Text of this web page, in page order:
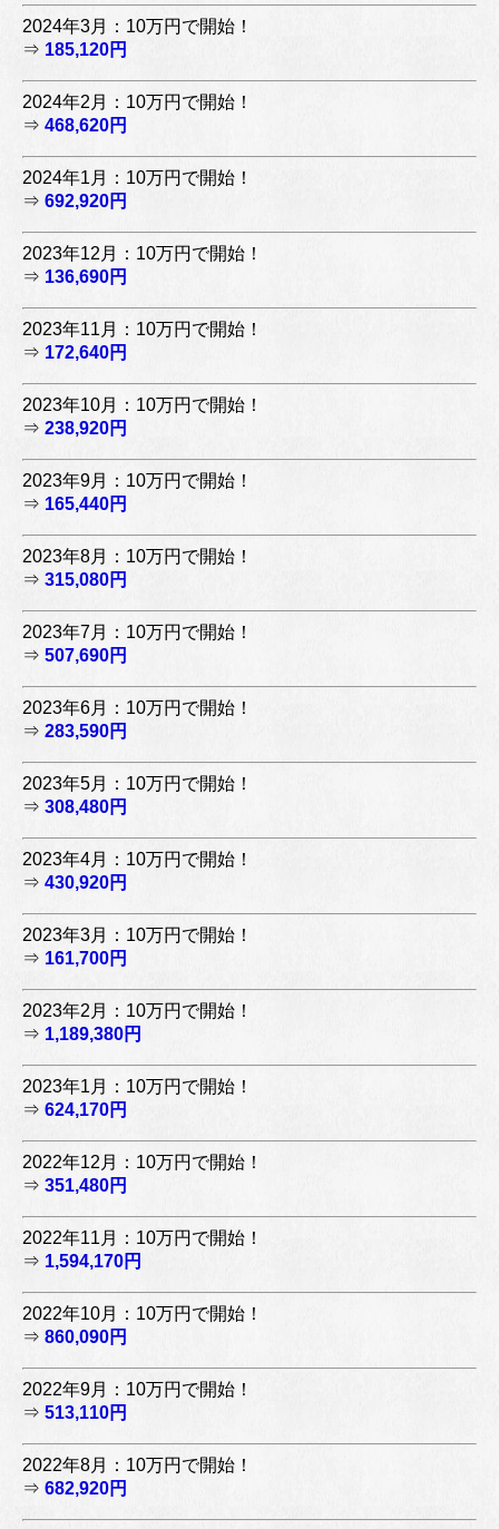
2024年3月：10万円で開始！
⇒ 185,120円
2024年2月：10万円で開始！
⇒ 468,620円
2024年1月：10万円で開始！
⇒ 692,920円
2023年12月：10万円で開始！
⇒ 136,690円
2023年11月：10万円で開始！
⇒ 172,640円
2023年10月：10万円で開始！
⇒ 238,920円
2023年9月：10万円で開始！
⇒ 165,440円
2023年8月：10万円で開始！
⇒ 315,080円
2023年7月：10万円で開始！
⇒ 507,690円
2023年6月：10万円で開始！
⇒ 283,590円
2023年5月：10万円で開始！
⇒ 308,480円
2023年4月：10万円で開始！
⇒ 430,920円
2023年3月：10万円で開始！
⇒ 161,700円
2023年2月：10万円で開始！
⇒ 1,189,380円
2023年1月：10万円で開始！
⇒ 624,170円
2022年12月：10万円で開始！
⇒ 351,480円
2022年11月：10万円で開始！
⇒ 1,594,170円
2022年10月：10万円で開始！
⇒ 860,090円
2022年9月：10万円で開始！
⇒ 513,110円
2022年8月：10万円で開始！
⇒ 682,920円